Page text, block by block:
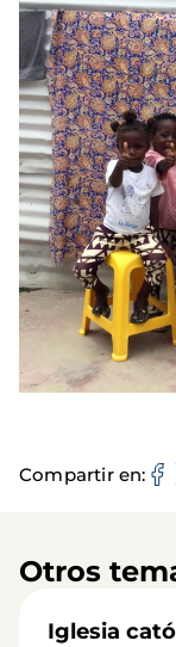
Compartir en
Otros
Iglesia